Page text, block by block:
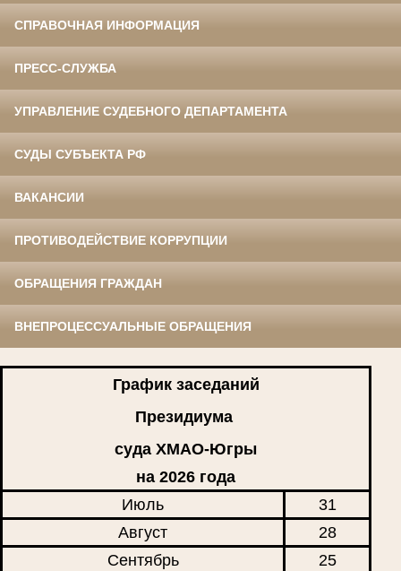
СПРАВОЧНАЯ ИНФОРМАЦИЯ
ПРЕСС-СЛУЖБА
УПРАВЛЕНИЕ СУДЕБНОГО ДЕПАРТАМЕНТА
СУДЫ СУБЪЕКТА РФ
ВАКАНСИИ
ПРОТИВОДЕЙСТВИЕ КОРРУПЦИИ
ОБРАЩЕНИЯ ГРАЖДАН
ВНЕПРОЦЕССУАЛЬНЫЕ ОБРАЩЕНИЯ
График заседаний
Президиума
суда ХМАО-Югры
на 2026 года
Июль
31
Август
28
Сентябрь
25